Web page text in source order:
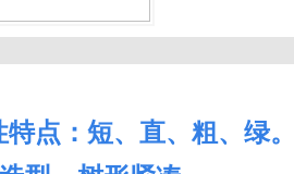
点：短、直、粗、绿。